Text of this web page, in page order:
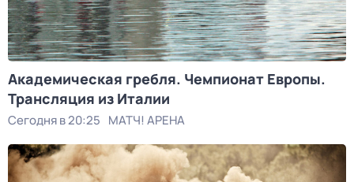
Академическая гребля. Чемпионат Европы.
Трансляция из Италии
Сегодня в 20:25 МАТЧ! АРЕНА